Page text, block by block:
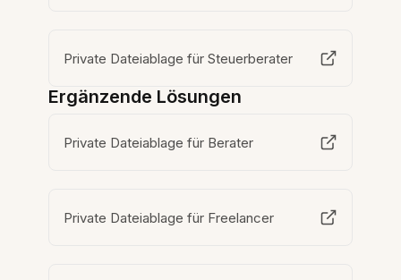
Private Dateiablage für Steuerberater
Ergänzende Lösungen
Private Dateiablage für Berater
Private Dateiablage für Freelancer